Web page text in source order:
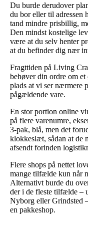
Du burde derudover
du bor eller til adressen
tand mindre prisbillig,
Den mindst kostelige
være at du selv henter
at du befinder dig nær
Fragttiden på Living
behøver din ordre om
plads at vi ser nærmere
pågældende vare.
En stor portion online
på flere varenumre,
3-pak, blå, men det
klokkeslæt, sådan at de
afsendt forinden
Flere shops på nettet
mange tilfælde kun når
Alternativt burde du
der i de fleste tilfælde –
Nyborg eller Grindsted
en pakkeshop.